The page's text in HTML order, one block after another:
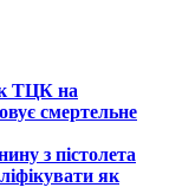
ТЦК на
смертельне
з пістолета
як